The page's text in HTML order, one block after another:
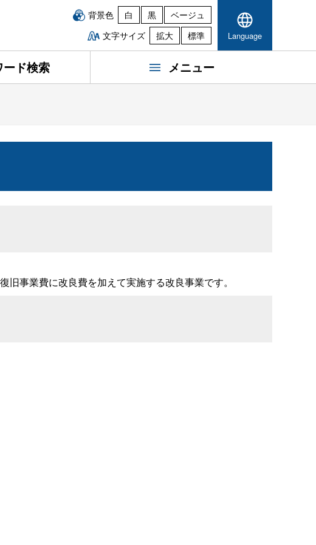
背景色 白 黒
ベージュ
文字サイズ
拡大 標準 Language
ード検索 メニュー
事業費に改良費を加えて実施する改良事業です。